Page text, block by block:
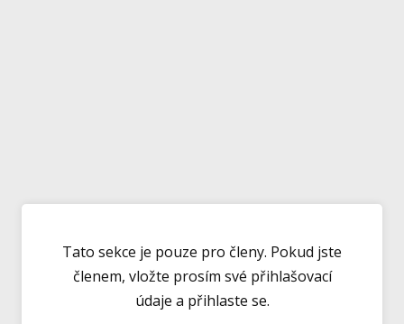
Tato sekce je pouze pro členy. Pokud jste
členem, vložte prosím své přihlašovací
údaje a přihlaste se.